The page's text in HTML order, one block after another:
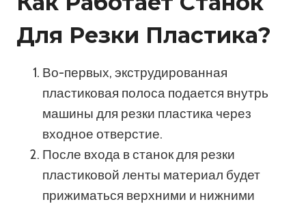
Для Резки Пластика?
Во-первых, экструдированная
пластиковая полоса подается внутрь
машины для резки пластика через
входное отверстие.
После входа в станок для резки
пластиковой ленты материал будет
прижиматься верхними и нижними